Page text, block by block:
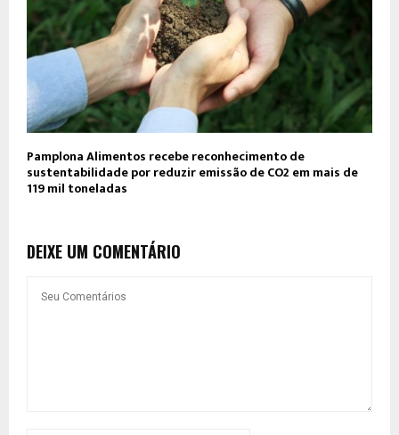
Pamplona Alimentos recebe reconhecimento de
sustentabilidade por reduzir emissão de CO2 em mais de
119 mil toneladas
DEIXE UM COMENTÁRIO